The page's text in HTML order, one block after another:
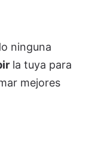
ninguna
la tuya para
mejores